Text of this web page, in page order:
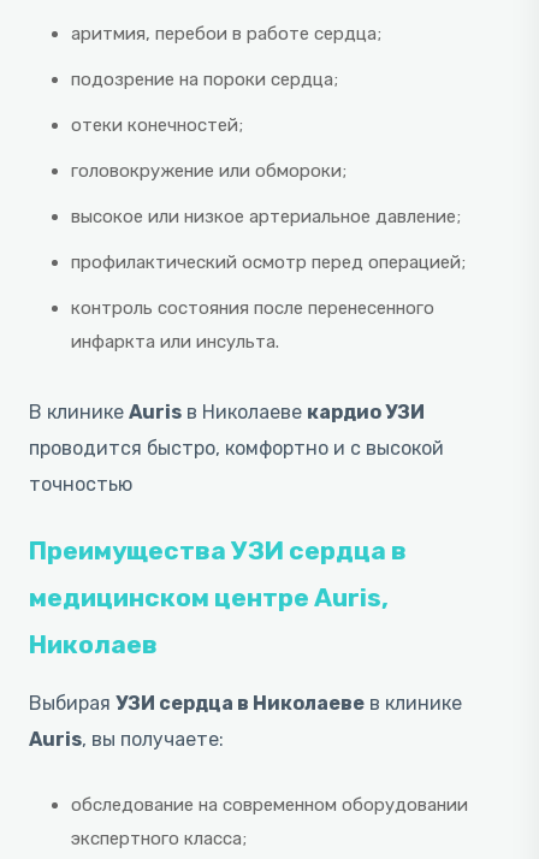
аритмия, перебои в работе сердца;
подозрение на пороки сердца;
отеки конечностей;
головокружение или обмороки;
высокое или низкое артериальное давление;
профилактический осмотр перед операцией;
контроль состояния после перенесенного
инфаркта или инсульта.
В клинике Auris в Николаеве кардио УЗИ
проводится быстро, комфортно и с высокой
точностью
Преимущества УЗИ сердца в
медицинском центре Auris,
Николаев
Выбирая УЗИ сердца в Николаеве в клинике
Auris, вы получаете:
обследование на современном оборудовании
экспертного класса;